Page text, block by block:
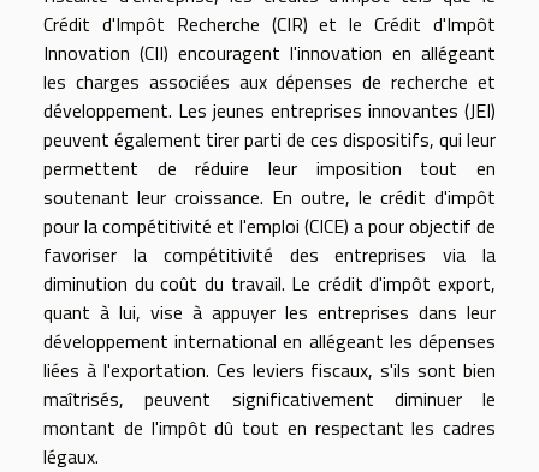
Crédit d'Impôt Recherche (CIR) et le Crédit d'Impôt
Innovation (CII) encouragent l'innovation en allégeant
les charges associées aux dépenses de recherche et
développement. Les jeunes entreprises innovantes (JEI)
peuvent également tirer parti de ces dispositifs, qui leur
permettent de réduire leur imposition tout en
soutenant leur croissance. En outre, le crédit d'impôt
pour la compétitivité et l'emploi (CICE) a pour objectif de
favoriser la compétitivité des entreprises via la
diminution du coût du travail. Le crédit d'impôt export,
quant à lui, vise à appuyer les entreprises dans leur
développement international en allégeant les dépenses
liées à l'exportation. Ces leviers fiscaux, s'ils sont bien
maîtrisés, peuvent significativement diminuer le
montant de l'impôt dû tout en respectant les cadres
légaux.